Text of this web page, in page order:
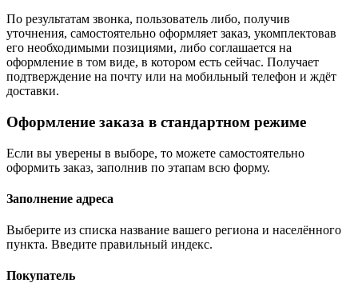
По результатам звонка, пользователь либо, получив
уточнения, самостоятельно оформляет заказ, укомплектовав
его необходимыми позициями, либо соглашается на
оформление в том виде, в котором есть сейчас. Получает
подтверждение на почту или на мобильный телефон и ждёт
доставки.
Оформление заказа в стандартном режиме
Если вы уверены в выборе, то можете самостоятельно
оформить заказ, заполнив по этапам всю форму.
Заполнение адреса
Выберите из списка название вашего региона и населённого
пункта. Введите правильный индекс.
Покупатель